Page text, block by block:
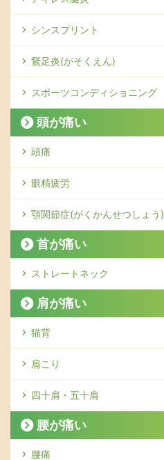
シンスプリント
鵞足炎(がそくえん)
スポーツコンディショニング
頭が痛い
頭痛
眼精疲労
顎関節症(がくかんせつしょう)
首が痛い
ストレートネック
肩が痛い
猫背
肩こり
四十肩・五十肩
腰が痛い
腰痛